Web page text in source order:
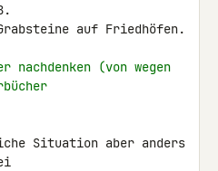
auf Friedhöfen.
nachdenken (von wegen
Situation aber anders